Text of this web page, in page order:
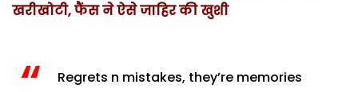
खरीखोटी, फैंस ने ऐसे जाहिर की खुशी
Regrets n mistakes, they’re memories